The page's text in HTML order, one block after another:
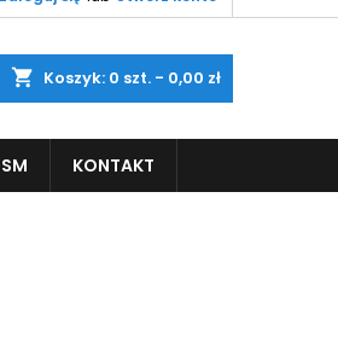
shopping_cart Koszyk: 0 szt. - 0,00 zł
KONTAKT